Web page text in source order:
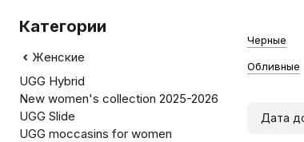
Черные
Обливные
Дата
Категории
Женские
UGG Hybrid
New women's collection 2025-2026
UGG Slide
UGG moccasins for women